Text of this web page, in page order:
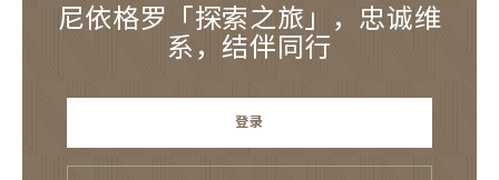
尼依格罗「探索之旅」，忠诚维
系，结伴同行
登录